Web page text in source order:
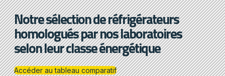
Notre sélection de réfrigérateurs
homologués par nos laboratoires
selon leur classe énergétique
Accéder au tableau comparatif